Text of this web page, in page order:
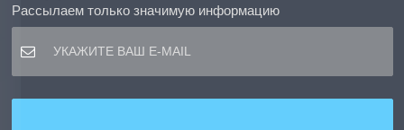
Рассылаем только значимую информацию